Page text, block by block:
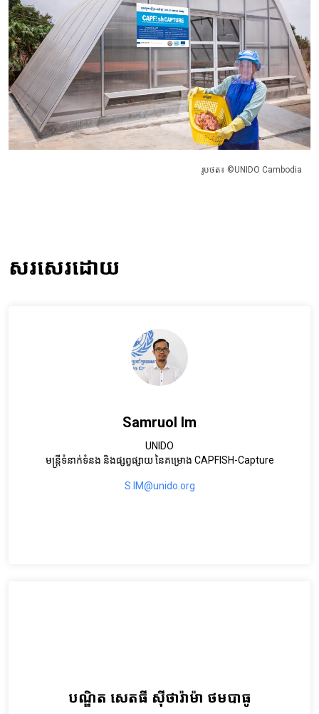
រូបថត៖ ©UNIDO Cambodia
សរសេរដោយ
Samruol Im
UNIDO
មន្ត្រីទំនាក់ទំនង និងផ្សព្វផ្សាយ នៃគម្រោង CAPFISH-Capture
S.IM@unido.org
បណ្ឌិត សេតធី ស៊ីថារ៉ាម៉ា ថមបាធូ